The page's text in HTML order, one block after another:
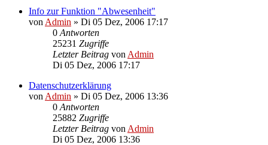
Info zur Funktion "Abwesenheit"
von Admin » Di 05 Dez, 2006 17:17
0 Antworten
25231 Zugriffe
Letzter Beitrag von Admin
Di 05 Dez, 2006 17:17
Datenschutzerklärung
von Admin » Di 05 Dez, 2006 13:36
0 Antworten
25882 Zugriffe
Letzter Beitrag von Admin
Di 05 Dez, 2006 13:36